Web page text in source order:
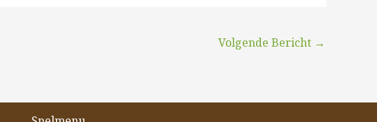
Volgende Bericht →